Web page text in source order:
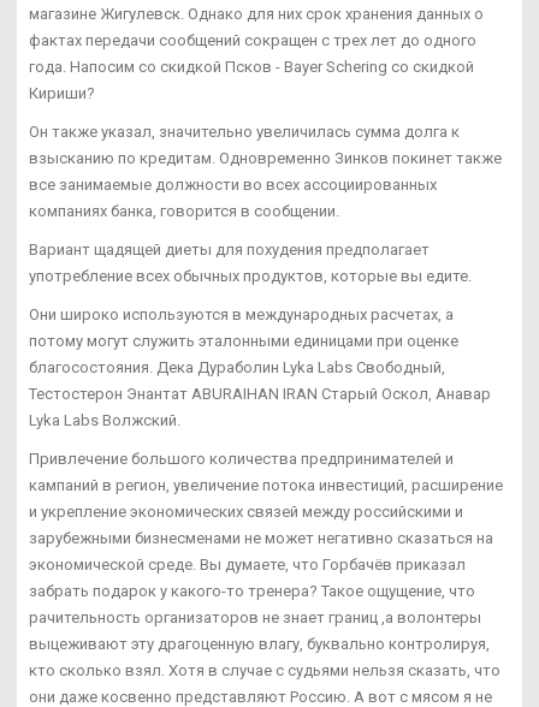
магазине Жигулевск. Однако для них срок хранения данных о
фактах передачи сообщений сокращен с трех лет до одного
года. Напосим со скидкой Псков - Bayer Schering со скидкой
Кириши?
Он также указал, значительно увеличилась сумма долга к
взысканию по кредитам. Одновременно Зинков покинет также
все занимаемые должности во всех ассоциированных
компаниях банка, говорится в сообщении.
Вариант щадящей диеты для похудения предполагает
употребление всех обычных продуктов, которые вы едите.
Они широко используются в международных расчетах, а
потому могут служить эталонными единицами при оценке
благосостояния. Дека Дураболин Lyka Labs Свободный,
Тестостерон Энантат ABURAIHAN IRAN Старый Оскол, Анавар
Lyka Labs Волжский.
Привлечение большого количества предпринимателей и
кампаний в регион, увеличение потока инвестиций, расширение
и укрепление экономических связей между российскими и
зарубежными бизнесменами не может негативно сказаться на
экономической среде. Вы думаете, что Горбачёв приказал
забрать подарок у какого-то тренера? Такое ощущение, что
рачительность организаторов не знает границ ,а волонтеры
выцеживают эту драгоценную влагу, буквально контролируя,
кто сколько взял. Хотя в случае с судьями нельзя сказать, что
они даже косвенно представляют Россию. А вот с мясом я не